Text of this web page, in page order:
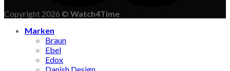
Copyright 2026 © Watch4Time
Marken
Braun
Ebel
Edox